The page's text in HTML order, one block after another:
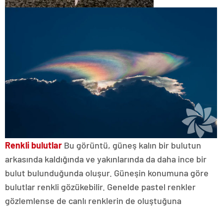
Renkli bulutlar Bu görüntü, güneş kalın bir bulutun
arkasında kaldığında ve yakınlarında da daha ince bir
bulut bulunduğunda oluşur. Güneşin konumuna göre
bulutlar renkli gözükebilir. Genelde pastel renkler
gözlemlense de canlı renklerin de oluştuğuna